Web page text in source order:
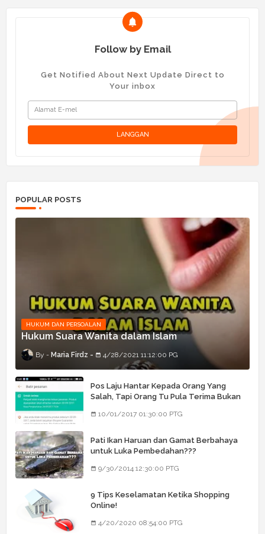
Follow by Email
Get Notified About Next Update Direct to
Your inbox
POPULAR POSTS
HUKUM DAN PERSOALAN
Hukum Suara Wanita dalam Islam
Maria Firdz 4/28/2021 11:12:00 PG
Pos Laju Hantar Kepada Orang Yang
Salah, Tapi Orang Tu Pula Terima Bukan
10/01/2017 01:30:00 PTG
Pati Ikan Haruan dan Gamat Berbahaya
untuk Luka Pembedahan???
9/30/2014 12:30:00 PTG
9 Tips Keselamatan Ketika Shopping
Online!
4/20/2020 08:54:00 PTG